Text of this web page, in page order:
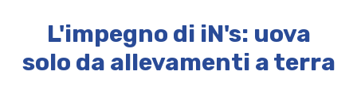
L'impegno di iN's: uova
solo da allevamenti a terra